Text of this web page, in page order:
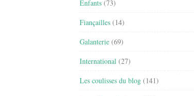
Enfants (73)
Fiançailles (14)
Galanterie (69)
International (27)
Les coulisses du blog (141)